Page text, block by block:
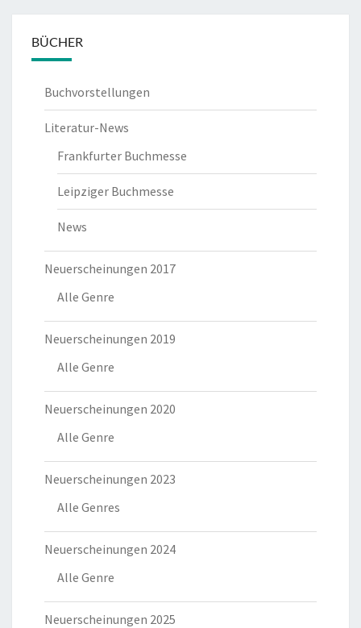
BÜCHER
Buchvorstellungen
Literatur-News
Frankfurter Buchmesse
Leipziger Buchmesse
News
Neuerscheinungen 2017
Alle Genre
Neuerscheinungen 2019
Alle Genre
Neuerscheinungen 2020
Alle Genre
Neuerscheinungen 2023
Alle Genres
Neuerscheinungen 2024
Alle Genre
Neuerscheinungen 2025